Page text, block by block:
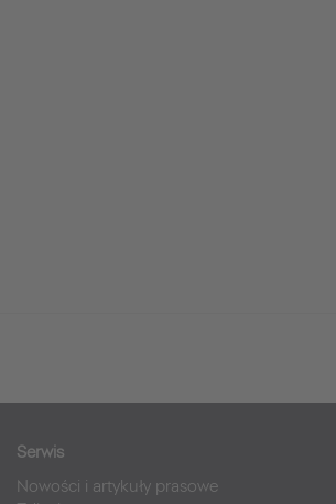
Serwis
Nowości i artykuły prasowe